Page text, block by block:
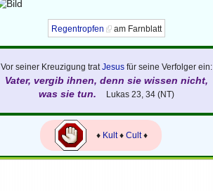
Regentropfen am Farnblatt
Vor seiner Kreuzigung tratJesusfür seine Verfolger ein:
Vater, vergib ihnen, denn sie wissen nicht,
was sie tun.
Lukas 23, 34 (NT)
♦ Kult♦Cult♦